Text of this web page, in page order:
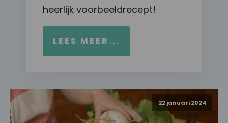
heerlijk voorbeeldrecept!
LEES MEER...
22 januari 2024